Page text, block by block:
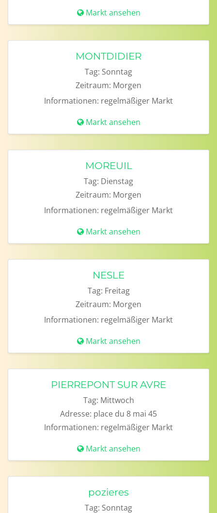
Markt ansehen
MONTDIDIER
Tag: Sonntag
Zeitraum: Morgen
Informationen: regelmäßiger Markt
Markt ansehen
MOREUIL
Tag: Dienstag
Zeitraum: Morgen
Informationen: regelmäßiger Markt
Markt ansehen
NESLE
Tag: Freitag
Zeitraum: Morgen
Informationen: regelmäßiger Markt
Markt ansehen
PIERREPONT SUR AVRE
Tag: Mittwoch
Adresse: place du 8 mai 45
Informationen: regelmäßiger Markt
Markt ansehen
pozieres
Tag: Sonntag